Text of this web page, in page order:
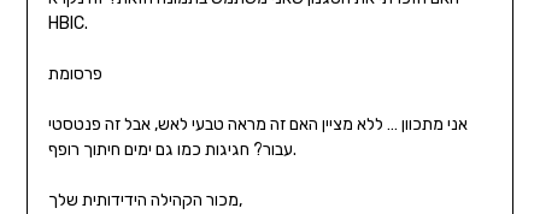
HBIC.
פרסומת
אני מתכוון … ללא מציין האם זה מראה טבעי לאש, אבל זה פנטסטי
עבור? חגיגות כמו גם ימים חיתוך רופף.
מכור הקהילה הידידותית שלך,